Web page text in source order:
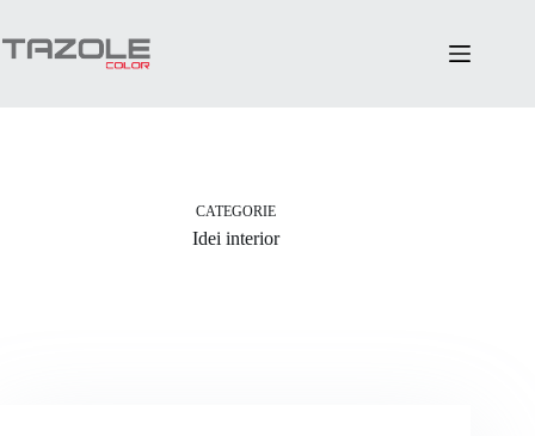
conținut
CATEGORIE
Idei interior